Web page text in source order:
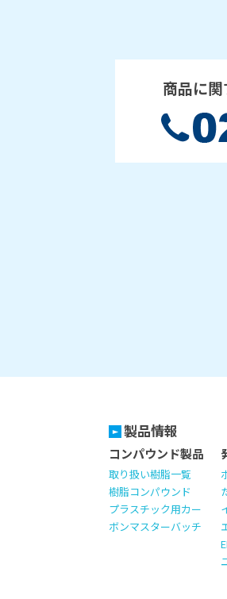
商品に
製品情報
コンパウンド製品
取り扱い樹脂一覧
樹脂コンパウンド
プラスチック用カー
ボンマスターバッチ